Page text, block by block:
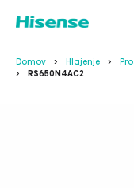
Domov Hlajenje
RS650N4AC2